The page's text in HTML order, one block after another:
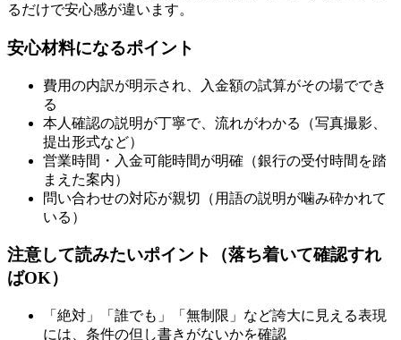
るだけで安心感が違います。
安心材料になるポイント
費用の内訳が明示され、入金額の試算がその場ででき
る
本人確認の説明が丁寧で、流れがわかる（写真撮影、
提出形式など）
営業時間・入金可能時間が明確（銀行の受付時間を踏
まえた案内）
問い合わせの対応が親切（用語の説明が噛み砕かれて
いる）
注意して読みたいポイント（落ち着いて確認すれ
ばOK）
「絶対」「誰でも」「無制限」など誇大に見える表現
には、条件の但し書きがないかを確認